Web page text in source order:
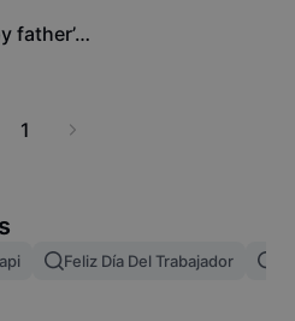
Happy father’s day
1
Feliz Día Del Trabajador